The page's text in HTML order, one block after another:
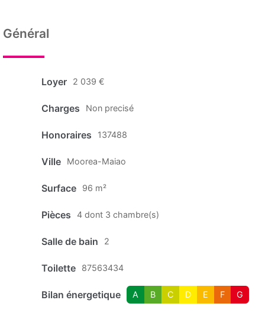
Général
Loyer 2 039 €
Charges Non precisé
Honoraires 137488
Ville Moorea-Maiao
Surface 96 m²
Pièces 4 dont 3 chambre(s)
Salle de bain 2
Toilette 87563434
Bilan énergetique A B C D E F G